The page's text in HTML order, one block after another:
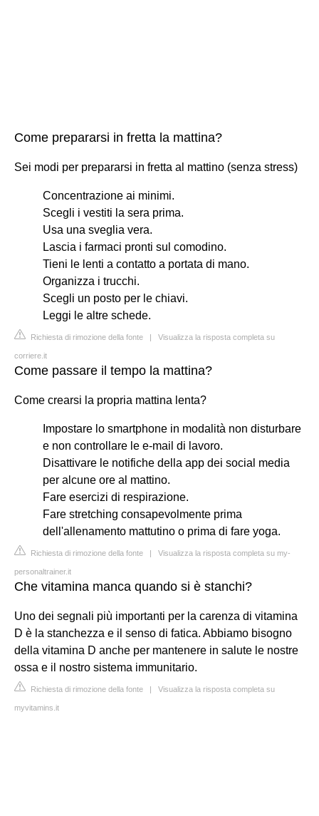
Come prepararsi in fretta la mattina?
Sei modi per prepararsi in fretta al mattino (senza stress)
Concentrazione ai minimi.
Scegli i vestiti la sera prima.
Usa una sveglia vera.
Lascia i farmaci pronti sul comodino.
Tieni le lenti a contatto a portata di mano.
Organizza i trucchi.
Scegli un posto per le chiavi.
Leggi le altre schede.
Richiesta di rimozione della fonte | Visualizza la risposta completa su
corriere.it
Come passare il tempo la mattina?
Come crearsi la propria mattina lenta?
Impostare lo smartphone in modalità non disturbare
e non controllare le e-mail di lavoro.
Disattivare le notifiche della app dei social media
per alcune ore al mattino.
Fare esercizi di respirazione.
Fare stretching consapevolmente prima
dell'allenamento mattutino o prima di fare yoga.
Richiesta di rimozione della fonte | Visualizza la risposta completa su my-
personaltrainer.it
Che vitamina manca quando si è stanchi?
Uno dei segnali più importanti per la carenza di vitamina
D è la stanchezza e il senso di fatica. Abbiamo bisogno
della vitamina D anche per mantenere in salute le nostre
ossa e il nostro sistema immunitario.
Richiesta di rimozione della fonte | Visualizza la risposta completa su
myvitamins.it